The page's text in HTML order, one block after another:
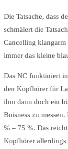
Die Tatsache, dass
schmälert die
Cancelling
immer das kleine
Das NC funktiniert
den Kopfhörer für
ihm dann doch ein
Buisness zu
% – 75 %. Das
Kopfhörer allerdings